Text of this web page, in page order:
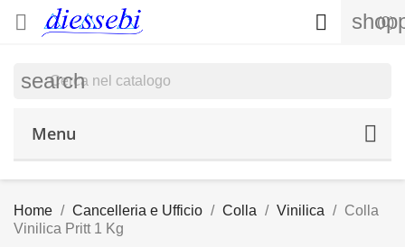
 (0)

search
Menu
Home Cancelleria e Ufficio Colla Vinilica
Colla
Vinilica Pritt 1 Kg